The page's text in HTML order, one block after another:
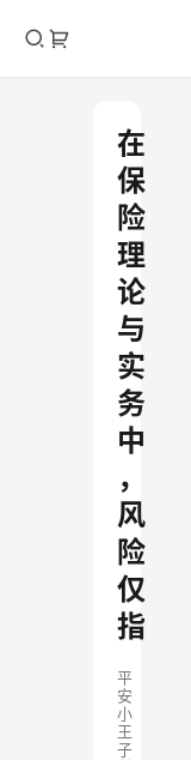
在
保
险
理
论
与
实
务
中
，
风
险
仅
指
平
安
小
王
子